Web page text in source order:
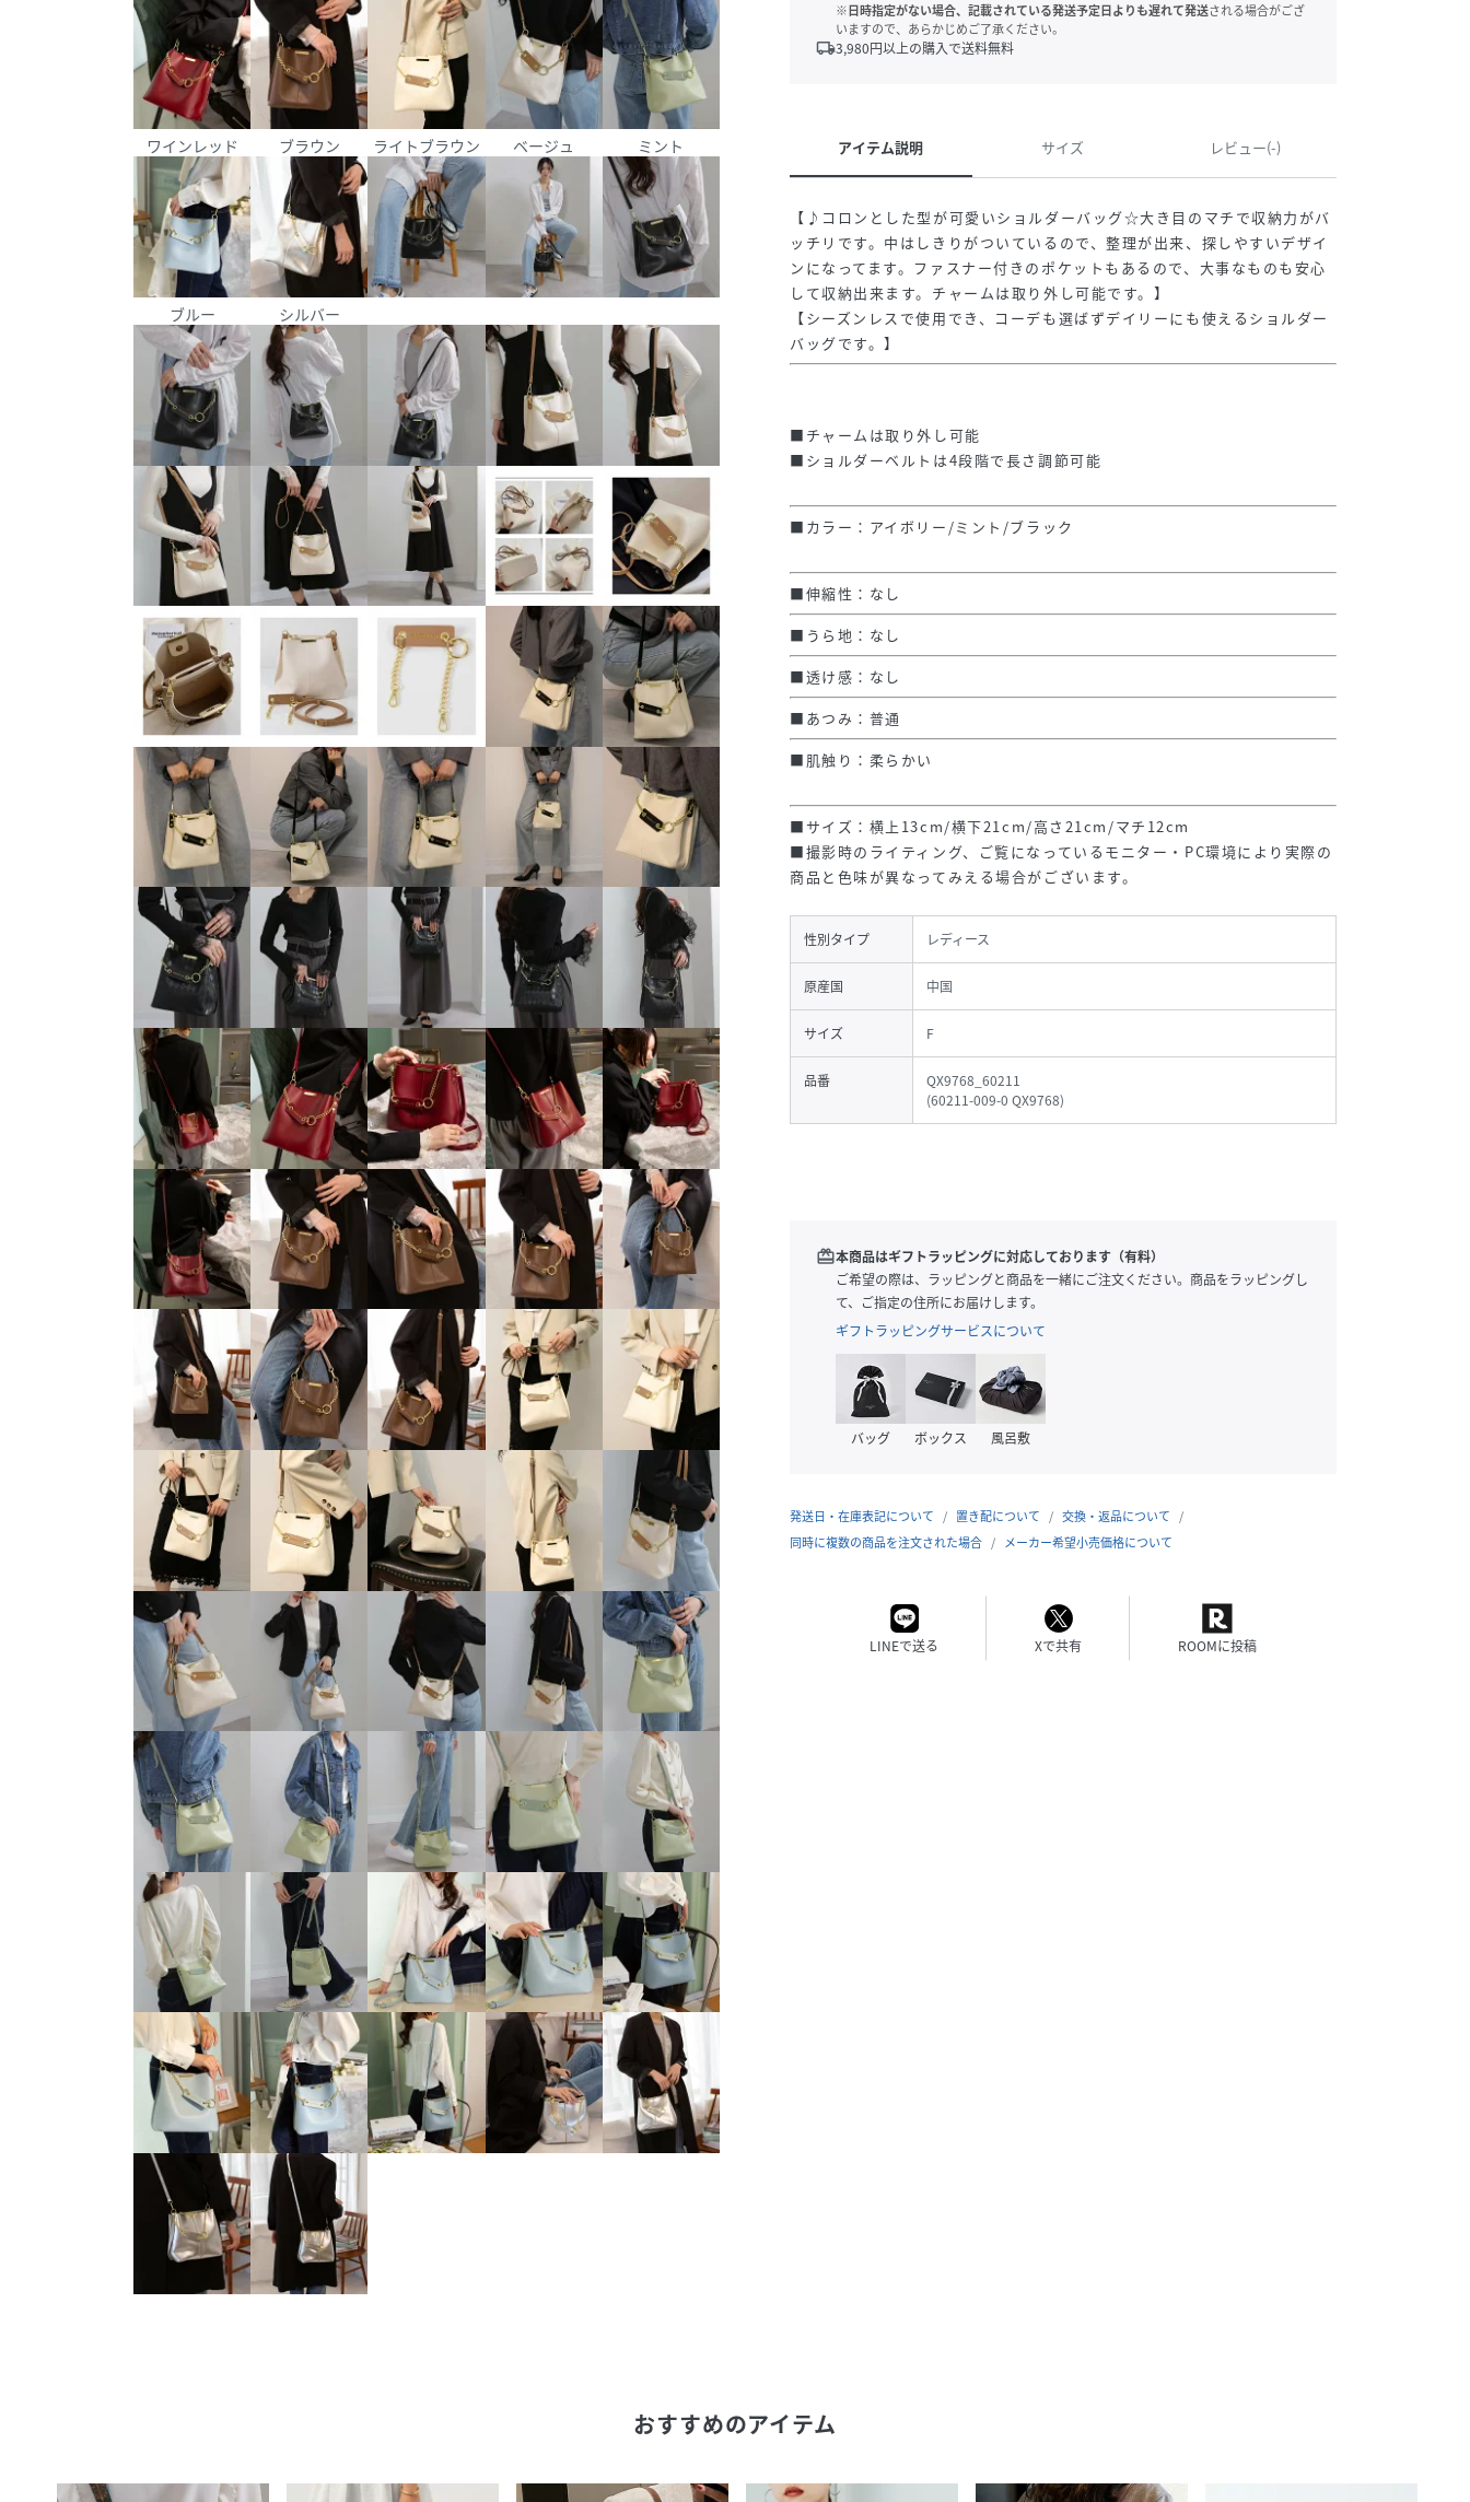
ワインレッド ブラウン ライトブラウン ベージュ ミント
ブルー シルバー
※日時指定がない場合、記載されている発送予定日よりも遅れて発送される場合がござ
いますので、あらかじめご了承ください。
local_shipping3,980円以上の購入で送料無料
アイテム説明 サイズ レビュー(-)
【♪コロンとした型が可愛いショルダーバッグ☆大き目のマチで収納力がバ
ッチリです。中はしきりがついているので、整理が出来、探しやすいデザイ
ンになってます。ファスナー付きのポケットもあるので、大事なものも安心
して収納出来ます。チャームは取り外し可能です。】
【シーズンレスで使用でき、コーデも選ばずデイリーにも使えるショルダー
バッグです。】
■チャームは取り外し可能
■ショルダーベルトは4段階で長さ調節可能
■カラー：アイボリー/ミント/ブラック
■伸縮性：なし
■うら地：なし
■透け感：なし
■あつみ：普通
■肌触り：柔らかい
■サイズ：横上13cm/横下21cm/高さ21cm/マチ12cm
■撮影時のライティング、ご覧になっているモニター・PC環境により実際の
商品と色味が異なってみえる場合がございます。
性別タイプ レディース
原産国 中国
サイズ F
品番
QX9768_60211
(60211-009-0 QX9768)
redeem本商品はギフトラッピングに対応しております（有料）
ご希望の際は、ラッピングと商品を一緒にご注文ください。商品をラッピングし
て、ご指定の住所にお届けします。
ギフトラッピングサービスについて
バッグ ボックス 風呂敷
発送日・在庫表記について 置き配について
交換・返品について
同時に複数の商品を注文された場合
メーカー希望小売価格について
LINEで送る Xで共有 ROOMに投稿
おすすめのアイテム